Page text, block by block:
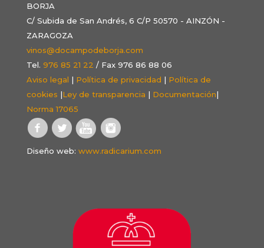
BORJA
C/ Subida de San Andrés, 6 C/P 50570 - AINZÓN -
ZARAGOZA
vinos@docampodeborja.com
Tel. 976 85 21 22 / Fax 976 86 88 06
Aviso legal | Política de privacidad | Política de
cookies |Ley de transparencia | Documentación|
Norma 17065
Diseño web: www.radicarium.com